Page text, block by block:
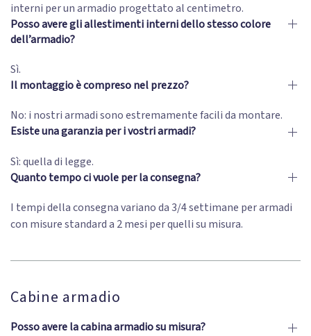
interni per un armadio progettato al centimetro.
Posso avere gli allestimenti interni dello stesso colore
dell’armadio?
Sì.
Il montaggio è compreso nel prezzo?
No: i nostri armadi sono estremamente facili da montare.
Esiste una garanzia per i vostri armadi?
Sì: quella di legge.
Quanto tempo ci vuole per la consegna?
I tempi della consegna variano da 3/4 settimane per armadi
con misure standard a 2 mesi per quelli su misura.
Cabine armadio
Posso avere la cabina armadio su misura?